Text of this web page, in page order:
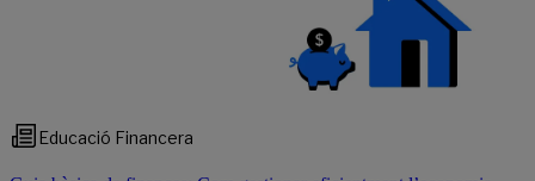
Educació Financera